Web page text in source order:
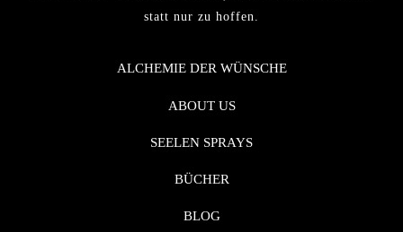
statt nur zu hoffen.
ALCHEMIE DER WÜNSCHE
ABOUT US
SEELEN SPRAYS
BÜCHER
BLOG